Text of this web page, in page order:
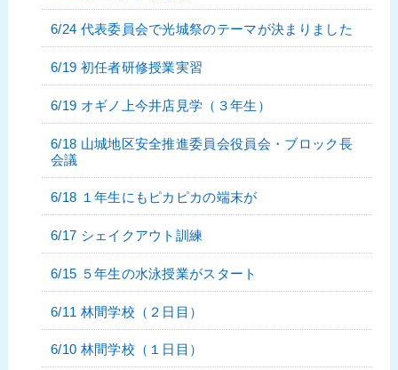
6/24 代表委員会で光城祭のテーマが決まりました
6/19 初任者研修授業実習
6/19 オギノ上今井店見学（３年生）
6/18 山城地区安全推進委員会役員会・ブロック長
会議
6/18 １年生にもピカピカの端末が
6/17 シェイクアウト訓練
6/15 ５年生の水泳授業がスタート
6/11 林間学校（２日目）
6/10 林間学校（１日目）